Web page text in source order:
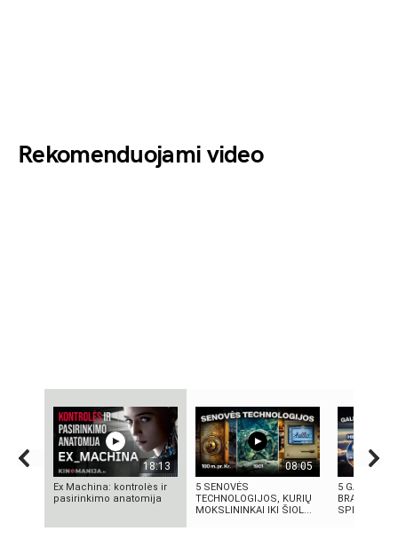
Rekomenduojami video
18:13
Ex Machina: kontrolės ir
pasirinkimo anatomija
08:05
5 SENOVĖS
TECHNOLOGIJOS, KURIŲ
MOKSLININKAI IKI ŠIOL...
5
SPROGIMAI